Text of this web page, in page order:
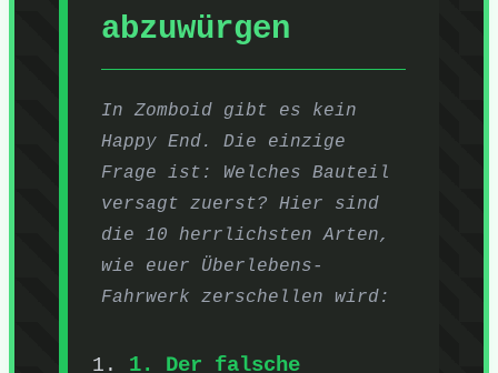
abzuwürgen
In Zomboid gibt es kein
Happy End. Die einzige
Frage ist: Welches Bauteil
versagt zuerst? Hier sind
die 10 herrlichsten Arten,
wie euer Überlebens-
Fahrwerk zerschellen wird:
1. Der falsche